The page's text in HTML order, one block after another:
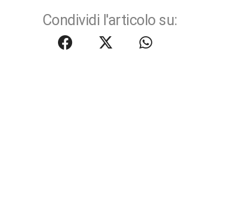
Condividi l'articolo su: